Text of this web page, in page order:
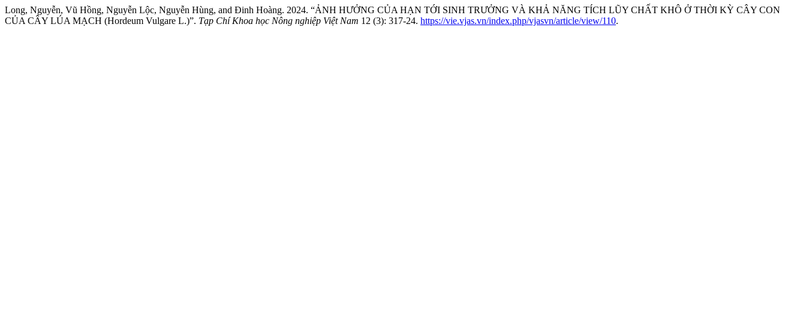
Long, Nguyễn, Vũ Hồng, Nguyễn Lộc, Nguyễn Hùng, and Đinh Hoàng. 2024. “ẢNH HƯỞNG CỦA HẠN TỚI SINH TRƯỞNG VÀ KHẢ NĂNG TÍCH LŨY CHẤT KHÔ Ở THỜI KỲ CÂY CON
CỦA CÂY LÚA MẠCH (Hordeum Vulgare L.)”. Tạp Chí Khoa học Nông nghiệp Việt Nam 12 (3): 317-24. https://vie.vjas.vn/index.php/vjasvn/article/view/110.